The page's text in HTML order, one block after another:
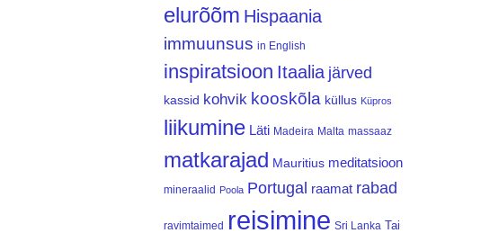
elurõõm Hispaania
immuunsus in English
inspiratsioon Itaalia järved
kassid kohvik kooskõla küllus Küpros
liikumine Läti Madeira Malta massaaz
matkarajad Mauritius meditatsioon
mineraalid Poola Portugal raamat rabad
ravimtaimed reisimine Sri Lanka Tai